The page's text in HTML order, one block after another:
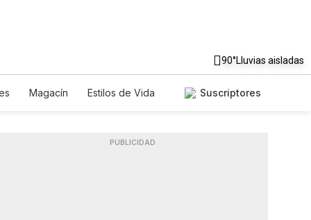
90°Lluvias aisladas
Magacín
Estilos de Vida
Suscriptores
PUBLICIDAD